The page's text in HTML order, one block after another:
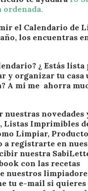
ordenada.
el Calendario de
los encuentras
¿ Estás lista
y organizar tu casa
A mi me ahorra
nuestras
Listas Imprimibles
Limpiar,
a registrarte en
nuestra
con las recetas
nuestros
tu e-mail si quieres